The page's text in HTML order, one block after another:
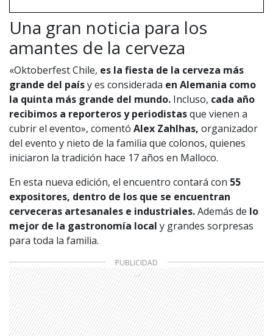
Una gran noticia para los
amantes de la cerveza
«Oktoberfest Chile, es la fiesta de la cerveza más
grande del paísy es considerada en Alemania como
la quinta más grande del mundo. Incluso, cada año
recibimos a reporteros y periodistasque vienen a
cubrir el evento», comentó Alex Zahlhas, organizador
del evento y nieto de la familia que colonos, quienes
iniciaron la tradición hace 17 años en Malloco.
En esta nueva edición, el encuentro contará con 55
expositores, dentro de los que se encuentran
cerveceras artesanales e industriales.Además de lo
mejor de la gastronomía local y grandes sorpresas
para toda la familia.